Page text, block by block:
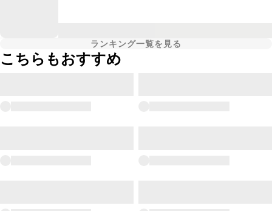
ランキング一覧を見る
こちらもおすすめ